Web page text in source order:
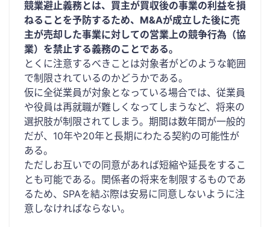
競業避止義務とは、買主が買収後の事業の利益を損
ねることを予防するため、M&Aが成立した後に売
主が売却した事業に対しての営業上の競争行為（協
業）を禁止する義務のことである。
とくに注意するべきことは対象者がどのような範囲
で制限されているのかどうかである。
仮に全従業員が対象となっている場合では、従業員
や役員は再就職が難しくなってしまうなど、将来の
選択肢が制限されてしまう。期間は数年間が一般的
だが、10年や20年と長期にわたる契約の可能性が
ある。
ただしお互いでの同意があれば短縮や延長をするこ
とも可能である。関係者の将来を制限するものであ
るため、SPAを結ぶ際は安易に同意しないように注
意しなければならない。